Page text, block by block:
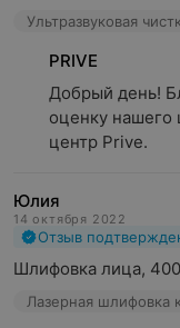
Ультразвуковая
PRIVE
Добрый день!
оценку
центр Prive.
Юлия
14 октября 2022
Отзыв
Шлифовка лица,
Лазерная шлифовка